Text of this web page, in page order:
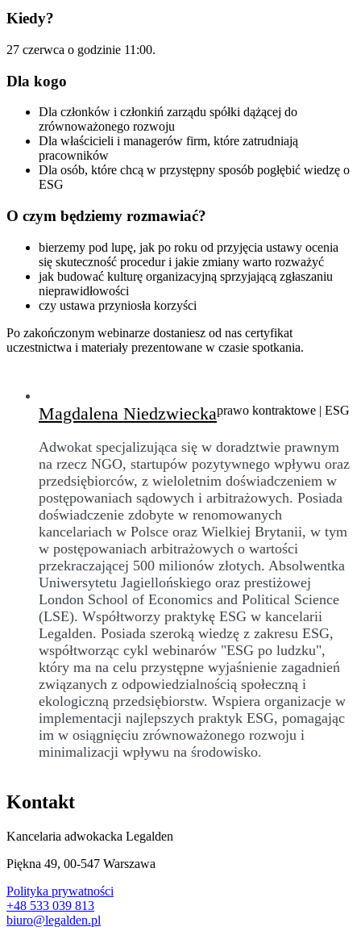
Kiedy?
27 czerwca o godzinie 11:00.
Dla kogo
Dla członków i członkiń zarządu spółki dążącej do
zrównoważonego rozwoju
Dla właścicieli i managerów firm, które zatrudniają
pracowników
Dla osób, które chcą w przystępny sposób pogłębić wiedzę o
ESG
O czym będziemy rozmawiać?
bierzemy pod lupę, jak po roku od przyjęcia ustawy ocenia
się skuteczność procedur i jakie zmiany warto rozważyć
jak budować kulturę organizacyjną sprzyjającą zgłaszaniu
nieprawidłowości
czy ustawa przyniosła korzyści
Po zakończonym webinarze dostaniesz od nas certyfikat
uczestnictwa i materiały prezentowane w czasie spotkania.
Magdalena Niedzwiecka
Adwokat specjalizująca się w doradztwie prawnym
na rzecz NGO, startupów pozytywnego wpływu oraz
przedsiębiorców, z wieloletnim doświadczeniem w
postępowaniach sądowych i arbitrażowych. Posiada
doświadczenie zdobyte w renomowanych
kancelariach w Polsce oraz Wielkiej Brytanii, w tym
w postępowaniach arbitrażowych o wartości
przekraczającej 500 milionów złotych. Absolwentka
Uniwersytetu Jagiellońskiego oraz prestiżowej
London School of Economics and Political Science
(LSE). Współtworzy praktykę ESG w kancelarii
Legalden. Posiada szeroką wiedzę z zakresu ESG,
współtworząc cykl webinarów "ESG po ludzku",
który ma na celu przystępne wyjaśnienie zagadnień
związanych z odpowiedzialnością społeczną i
ekologiczną przedsiębiorstw. Wspiera organizacje w
implementacji najlepszych praktyk ESG, pomagając
im w osiągnięciu zrównoważonego rozwoju i
minimalizacji wpływu na środowisko.
prawo kontraktowe | ESG
Kontakt
Kancelaria adwokacka Legalden
Piękna 49, 00-547 Warszawa
Polityka prywatności
+48 533 039 813
biuro@legalden.pl